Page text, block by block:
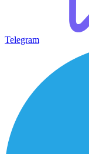
Telegram